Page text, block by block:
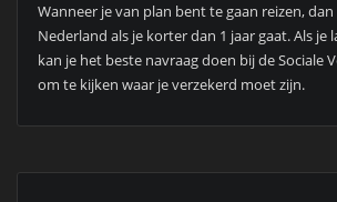
Wanneer je van plan bent te gaan reizen,
Nederland als je korter dan 1 jaar gaat. Als je
kan je het beste navraag doen bij de Sociale
om te kijken waar je verzekerd moet zijn.